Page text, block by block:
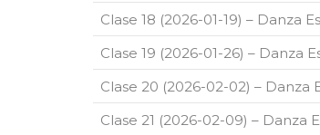
Clase 18 (2026-01-19) – Danza
Clase 19 (2026-01-26) – Danza
Clase 20 (2026-02-02) – Danza
Clase 21 (2026-02-09) – Danza